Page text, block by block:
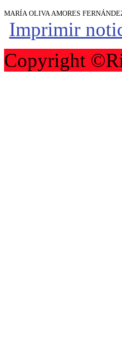
MARÍA OLIVA AMORES
Imprimir
Copyright